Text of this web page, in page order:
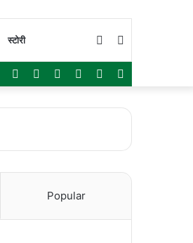
स्टोरी Switch
skin
WhatsApp
Instagram
YouTube
Twitter
Facebook
Popular